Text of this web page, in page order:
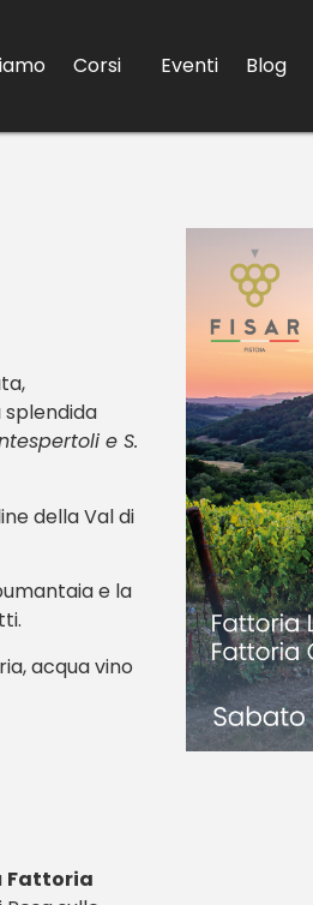
Corsi Eventi Blog
e S.
della Val di
e la
acqua vino
Fattoria